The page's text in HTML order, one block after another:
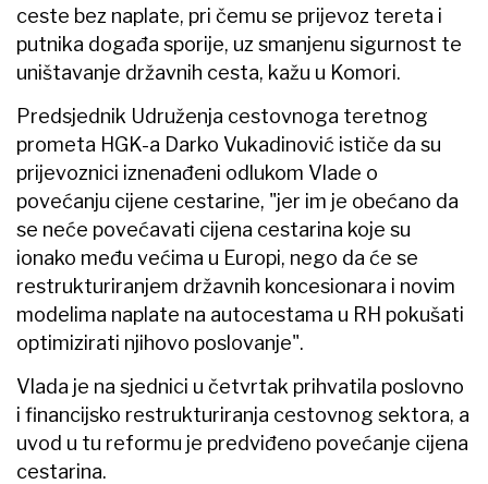
ceste bez naplate, pri čemu se prijevoz tereta i
putnika događa sporije, uz smanjenu sigurnost te
uništavanje državnih cesta, kažu u Komori.
Predsjednik Udruženja cestovnoga teretnog
prometa HGK-a Darko Vukadinović ističe da su
prijevoznici iznenađeni odlukom Vlade o
povećanju cijene cestarine, "jer im je obećano da
se neće povećavati cijena cestarina koje su
ionako među većima u Europi, nego da će se
restrukturiranjem državnih koncesionara i novim
modelima naplate na autocestama u RH pokušati
optimizirati njihovo poslovanje".
Vlada je na sjednici u četvrtak prihvatila poslovno
i financijsko restrukturiranja cestovnog sektora, a
uvod u tu reformu je predviđeno povećanje cijena
cestarina.